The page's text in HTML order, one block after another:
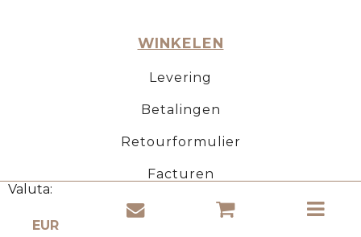
Valuta:
WINKELEN
Levering
Betalingen
Retourformulier
Facturen